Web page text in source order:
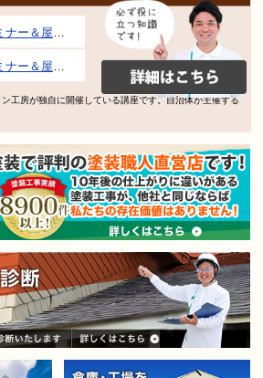
民講座 inぎふメディアコスモス
民講座 inぎふメディアコスモス
工房が独自に開催している講座です。自治体が主催する